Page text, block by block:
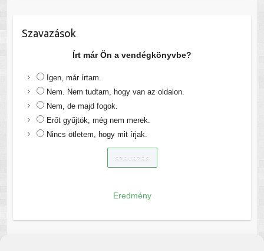
Szavazások
Írt már Ön a vendégkönyvbe?
Igen, már írtam.
Nem. Nem tudtam, hogy van az oldalon.
Nem, de majd fogok.
Erőt gyűjtök, még nem merek.
Nincs ötletem, hogy mit írjak.
Eredmény